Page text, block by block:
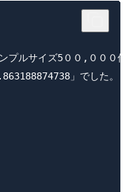
プルサイズ5００,０００
」でした。